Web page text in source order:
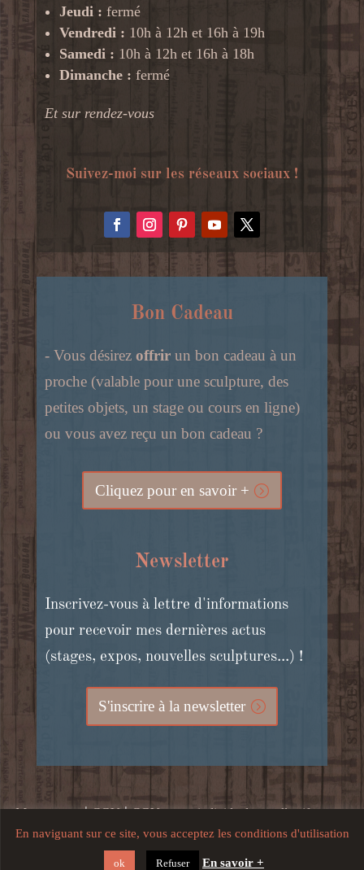
Jeudi : fermé
Vendredi : 10h à 12h et 16h à 19h
Samedi : 10h à 12h et 16h à 18h
Dimanche : fermé
Et sur rendez-vous
Suivez-moi sur les réseaux sociaux !
Bon Cadeau
- Vous désirez offrir un bon cadeau à un
proche (valable pour une sculpture, des
petites objets, un stage ou cours en ligne)
ou vous avez reçu un bon cadeau ?
Cliquez pour en savoir +
Newsletter
Inscrivez-vous à lettre d'informations
pour recevoir mes dernières actus
(stages, expos, nouvelles sculptures...) !
S'inscrire à la newsletter
Mon compte|CGV|CGV stages individuels et collectifs, cours
en ligne et bons cadeaux|Mentions légales, crédits, confidentialité
et utilisation du site
En naviguant sur ce site, vous acceptez les conditions d'utilisation
ok Refuser En savoir +